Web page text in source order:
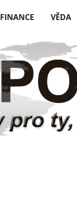
FINANCE VĚDA